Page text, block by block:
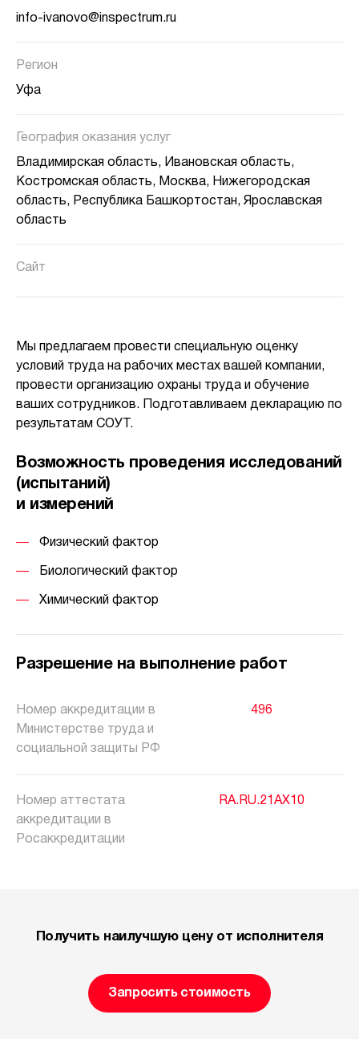
info-ivanovo@inspectrum.ru
Регион
Уфа
География оказания услуг
Владимирская область, Ивановская область,
Костромская область, Москва, Нижегородская
область, Республика Башкортостан, Ярославская
область
Сайт
Мы предлагаем провести специальную оценку
условий труда на рабочих местах вашей компании,
провести организацию охраны труда и обучение
ваших сотрудников. Подготавливаем декларацию по
результатам СОУТ.
Возможность проведения исследований
(испытаний)
и измерений
Физический фактор
Биологический фактор
Химический фактор
Разрешение на выполнение работ
Номер аккредитации в
Министерстве труда и
социальной защиты РФ
496
Номер аттестата
аккредитации в
Росаккредитации
RA.RU.21АХ10
Получить наилучшую цену от исполнителя
Запросить стоимость